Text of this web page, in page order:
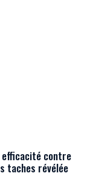
efficacité contre
taches révélée